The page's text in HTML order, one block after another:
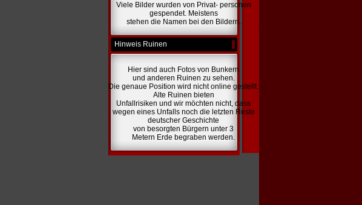
Viele Bilder wurden von Privat- personen
gespendet. Meistens
stehen die Namen bei den Bildern.
Hinweis Ruinen
Hier sind auch Fotos von Bunkern
und anderen Ruinen zu sehen.
Die genaue Position wird nicht online gestellt.
Alte Ruinen bieten
Unfallrisiken und wir möchten nicht, dass
wegen eines Unfalls noch die letzten Reste
deutscher Geschichte
von besorgten Bürgern unter 3
Metern Erde begraben werden.